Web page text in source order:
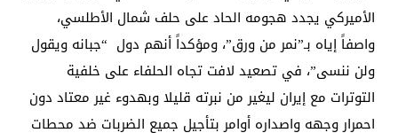
الأميركي يجدد هجومه الحاد على حلف شمال الأطلسي،
واصفاً إياه بـ”نمر من ورق”، ومؤكداً أنهم دول “جبانه ويقول
ولن ننسى”، في تصعيد لافت تجاه الحلفاء على خلفية
التوترات مع إيران ليغير من نبرته قليلا وبهدوء غير معتاد دون
احمرار وجهه واصداره أوامر بتأجيل جميع الضربات ضد محطات